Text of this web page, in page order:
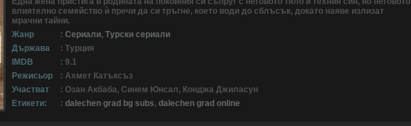
влиятелно семейство ѝ пречи да си тръгне, което води до сблъсък, докато наяве излизат
мрачни тайни.
Жанр
: Сериали, Турски сериали
Държава
: Турция
IMDB
: 9.1
Режисьор
: Ахмет Катъксъз
Участват
: Озан Акбаба, Синем Юнсал, Конджа Джиласун
Етикети:
: dalechen grad bg subs, dalechen grad online